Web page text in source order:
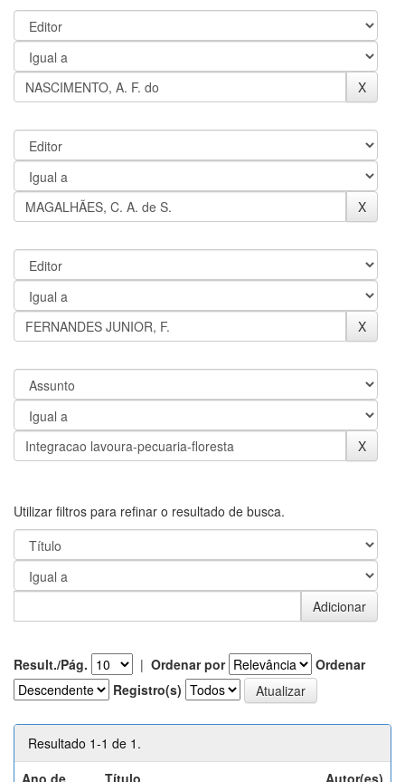
Utilizar filtros para refinar o resultado de busca.
Result./Pág. | Ordenar por
Ordenar
Registro(s)
Resultado 1-1 de 1.
Ano de
Título Autor(es)